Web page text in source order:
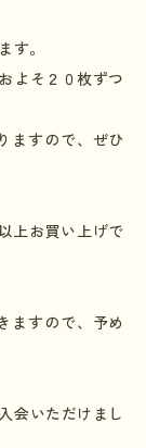
す。
よそ２０枚ずつ
ますので、ぜひ
上お買い上げで
ますので、予め
会いただけまし